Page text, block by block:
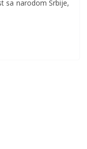
sa narodom Srbije,